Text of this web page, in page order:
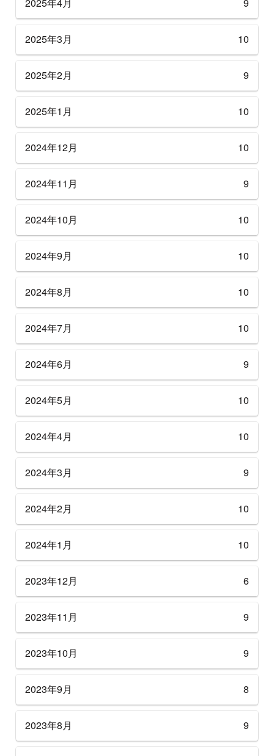
2025年3月 10
2025年2月 9
2025年1月 10
2024年12月 10
2024年11月 9
2024年10月 10
2024年9月 10
2024年8月 10
2024年7月 10
2024年6月 9
2024年5月 10
2024年4月 10
2024年3月 9
2024年2月 10
2024年1月 10
2023年12月 6
2023年11月 9
2023年10月 9
2023年9月 8
2023年8月 9